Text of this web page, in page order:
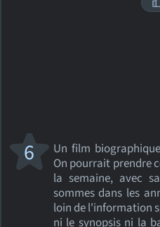
Un film
On pourrait prendre
la semaine, avec
sommes dans les
loin de l'information
ni le synopsis ni la
6